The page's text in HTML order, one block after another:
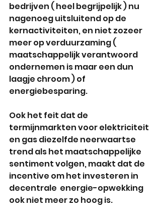
bedrijven ( heel begrijpelijk ) nu
nagenoeg uitsluitend op de
kernactiviteiten, en niet zozeer
meer op verduurzaming (
maatschappelijk verantwoord
ondernemen is maar een dun
laagje chroom ) of
energiebesparing.
Ook het feit dat de
termijnmarkten voor elektriciteit
en gas diezelfde neerwaartse
trend als het maatschappelijke
sentiment volgen, maakt dat de
incentive om het investeren in
decentrale  energie-opwekking
ook niet meer zo hoog is.